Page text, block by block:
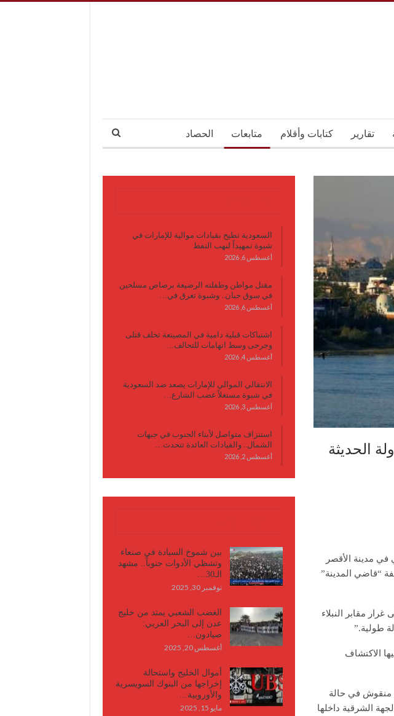
تقارير كتابات وأقلام متابعات الحصاد
الحديثة
في مدينة الأقصر
“قاضي المدينة”
مقابر النبلاء
طولية.”
الاكتشاف
منقوش في حالة
إحداهما في الجهة الشرقية داخلها
السعودية تطيح بقيادات موالية للإمارات في
شبوة تمهيداً لنهب النفط
أغسطس 6, 2026
مقتل مواطن وطفلته الرضيعة برصاص مسلحين
في سوق حبان.. وشبوة تغرق في…
أغسطس 6, 2026
اشتباكات قبلية دامية في المصينعة تخلف قتلى
وجرحى وسط اتهامات للتحالف…
أغسطس 4, 2026
الانتقالي الموالي للإمارات يصعد ضد السعودية
في شبوة مستغلاً غضب الشارع…
أغسطس 3, 2026
استنزاف متواصل لأبناء الجنوب في جبهات
الشمال.. والقيادات العائدة تتحدث…
أغسطس 2, 2026
بين شموخ السيادة في صنعاء
وتشظي الأدوات جنوباً.. مشهد
الـ30…
نوفمبر 30, 2025
الغضب الشعبي يمتد من خليج
عدن إلى البحر العربي:
صيادون…
أغسطس 20, 2025
أموال الخليج واستحالة
إخراجها من البنوك السويسرية
والأوروبية…
مايو 15, 2025